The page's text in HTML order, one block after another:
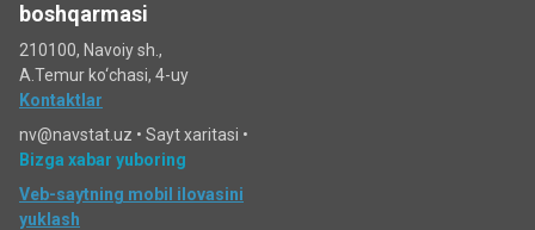
boshqarmasi
210100, Navoiy sh.,
A.Temur ko‘chаsi, 4-uy
Kontaktlar
nv@navstat.uz • Sayt xaritasi •
Bizga xabar yuboring
Veb-saytning mobil ilovasini
yuklash